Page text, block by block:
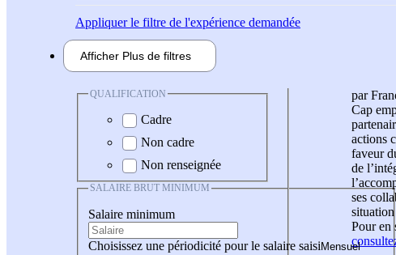
Appliquerle filtre de l'expérience demandée
Afficher Plus de filtres
QUALIFICATION
Cadre
Non cadre
Non renseignée
SALAIRE BRUT MINIMUM
Salaire minimum
Choisissez une périodicité pour le salaire saisi
par
Cap
actions
faveur
de
ses
Pour en